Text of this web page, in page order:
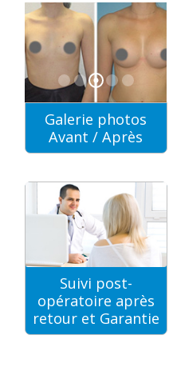
Galerie photos
Avant / Après
Suivi post-
opératoire après
retour et Garantie